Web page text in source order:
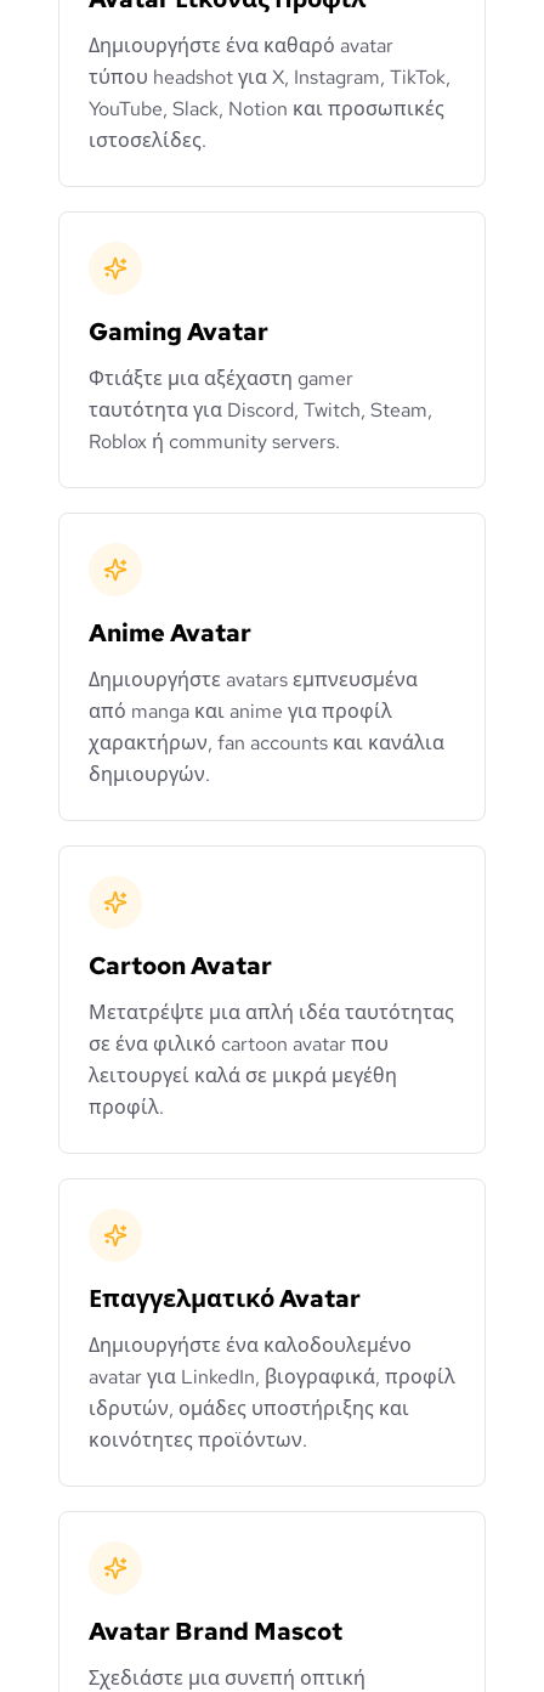
Δημιουργήστε ένα καθαρό avatar
τύπου headshot για X, Instagram, TikTok,
YouTube, Slack, Notion και προσωπικές
ιστοσελίδες.
Gaming Avatar
Φτιάξτε μια αξέχαστη gamer
ταυτότητα για Discord, Twitch, Steam,
Roblox ή community servers.
Anime Avatar
Δημιουργήστε avatars εμπνευσμένα
από manga και anime για προφίλ
χαρακτήρων, fan accounts και κανάλια
δημιουργών.
Cartoon Avatar
Μετατρέψτε μια απλή ιδέα ταυτότητας
σε ένα φιλικό cartoon avatar που
λειτουργεί καλά σε μικρά μεγέθη
προφίλ.
Επαγγελματικό Avatar
Δημιουργήστε ένα καλοδουλεμένο
avatar για LinkedIn, βιογραφικά, προφίλ
ιδρυτών, ομάδες υποστήριξης και
κοινότητες προϊόντων.
Avatar Brand Mascot
Σχεδιάστε μια συνεπή οπτική